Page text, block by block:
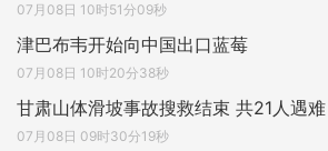
07月08日 10时51分09秒
津巴布韦开始向中国出口蓝莓
07月08日 10时20分38秒
甘肃山体滑坡事故搜救结束 共21人遇难
07月08日 09时30分19秒